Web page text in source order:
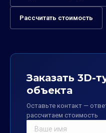
Рассчитать стоимость
Заказать 3D-
объекта
Оставьте контакт —
рассчитаем стоимость